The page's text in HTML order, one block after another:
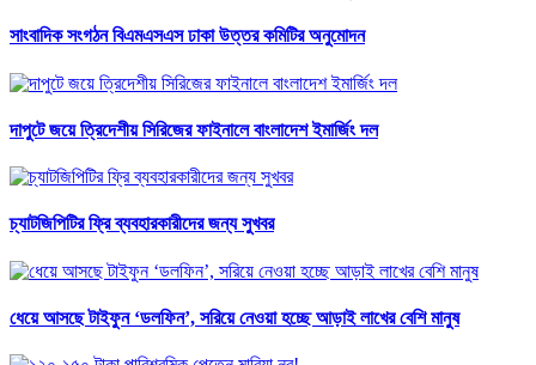
সাংবাদিক সংগঠন বিএমএসএস ঢাকা উত্তর কমিটির অনুমোদন
দাপুটে জয়ে ত্রিদেশীয় সিরিজের ফাইনালে বাংলাদেশ ইমার্জিং দল
চ্যাটজিপিটির ফ্রি ব্যবহারকারীদের জন্য সুখবর
ধেয়ে আসছে টাইফুন ‘ডলফিন’, সরিয়ে নেওয়া হচ্ছে আড়াই লাখের বেশি মানুষ